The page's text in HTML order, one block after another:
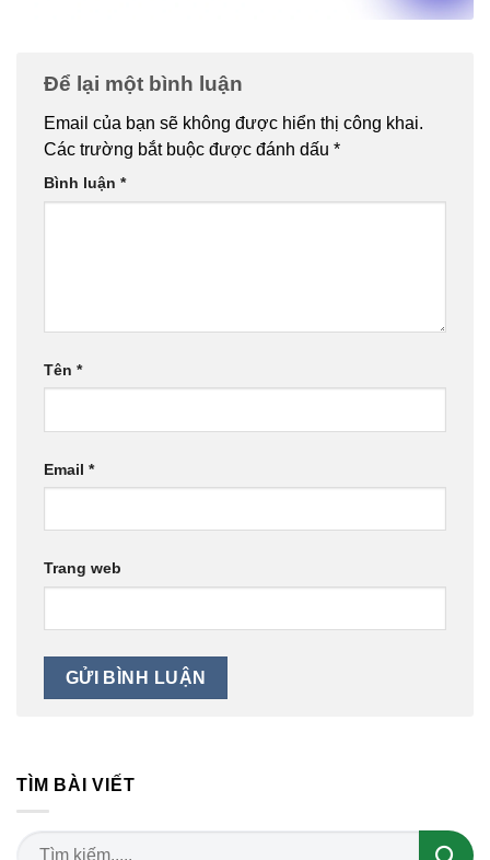
Để lại một bình luận
Email của bạn sẽ không được hiển thị công khai.
Các trường bắt buộc được đánh dấu *
Bình luận *
Tên *
Email *
Trang web
TÌM BÀI VIẾT